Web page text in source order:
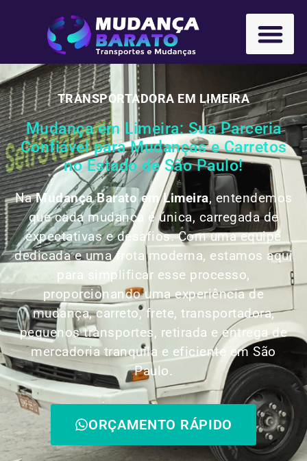
TRANSPORTADORA EM LIMEIRA
Mudança em Limeira: Sua Parceria
Confiável para Mudanças e Carretos
no Estado de São Paulo!
NaMudança Barato em Limeira, entendemos
que cada mudança é única, carregada de
expectativas e desafios. Com uma equipe
dedicada e uma frota moderna, estamos aqui
para simplificar esse processo,
proporcionando uma experiência de
mudança, carreto, frete, transportadora,
pequenos transportes, retirada e entrega de
mercadoria tranquila e eficiente em São
Paulo.
ORÇAMENTO RÁPIDO